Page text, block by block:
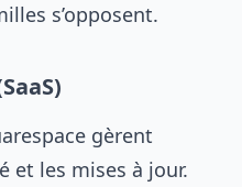
s’opposent.
gèrent
et les mises à jour.